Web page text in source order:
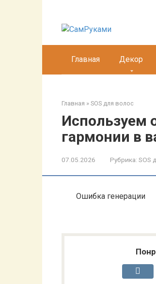
Главная Декор
Главная » SOS для волос
Используем
гармонии в
07.05.2026 Рубрика: SOS
Ошибка генерации